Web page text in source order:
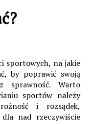
sportowych, na jakie
by poprawić swoją
sprawność. Warto
sportów należy
i rozsądek,
nad rzeczywiście